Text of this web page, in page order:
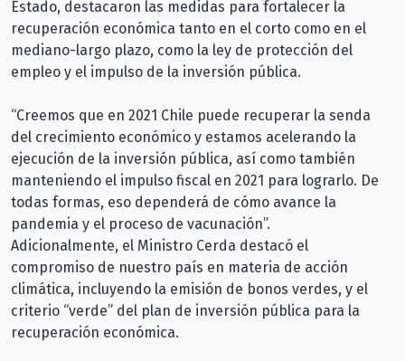
Estado, destacaron las medidas para fortalecer la
recuperación económica tanto en el corto como en el
mediano-largo plazo, como la ley de protección del
empleo y el impulso de la inversión pública.
“Creemos que en 2021 Chile puede recuperar la senda
del crecimiento económico y estamos acelerando la
ejecución de la inversión pública, así como también
manteniendo el impulso fiscal en 2021 para lograrlo. De
todas formas, eso dependerá de cómo avance la
pandemia y el proceso de vacunación”.
Adicionalmente, el Ministro Cerda destacó el
compromiso de nuestro país en materia de acción
climática, incluyendo la emisión de bonos verdes, y el
criterio “verde” del plan de inversión pública para la
recuperación económica.